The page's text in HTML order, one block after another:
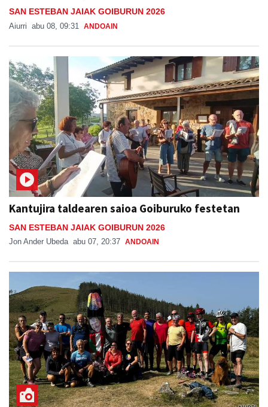
SAN ESTEBAN JAIAK GOIBURUN 2026
Aiurri abu 08, 09:31 ANDOAIN
Kantujira taldearen saioa Goiburuko festetan
SAN ESTEBAN JAIAK GOIBURUN 2026
Jon Ander Ubeda abu 07, 20:37 ANDOAIN